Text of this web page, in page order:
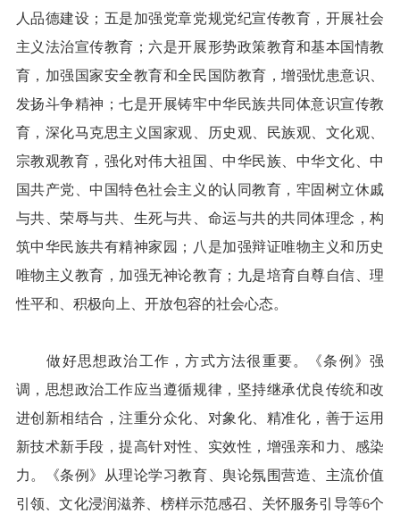
人品德建设；五是加强党章党规党纪宣传教育，开展社会
主义法治宣传教育；六是开展形势政策教育和基本国情教
育，加强国家安全教育和全民国防教育，增强忧患意识、
发扬斗争精神；七是开展铸牢中华民族共同体意识宣传教
育，深化马克思主义国家观、历史观、民族观、文化观、
宗教观教育，强化对伟大祖国、中华民族、中华文化、中
国共产党、中国特色社会主义的认同教育，牢固树立休戚
与共、荣辱与共、生死与共、命运与共的共同体理念，构
筑中华民族共有精神家园；八是加强辩证唯物主义和历史
唯物主义教育，加强无神论教育；九是培育自尊自信、理
性平和、积极向上、开放包容的社会心态。
做好思想政治工作，方式方法很重要。《条例》强
调，思想政治工作应当遵循规律，坚持继承优良传统和改
进创新相结合，注重分众化、对象化、精准化，善于运用
新技术新手段，提高针对性、实效性，增强亲和力、感染
力。《条例》从理论学习教育、舆论氛围营造、主流价值
引领、文化浸润滋养、榜样示范感召、关怀服务引导等6个